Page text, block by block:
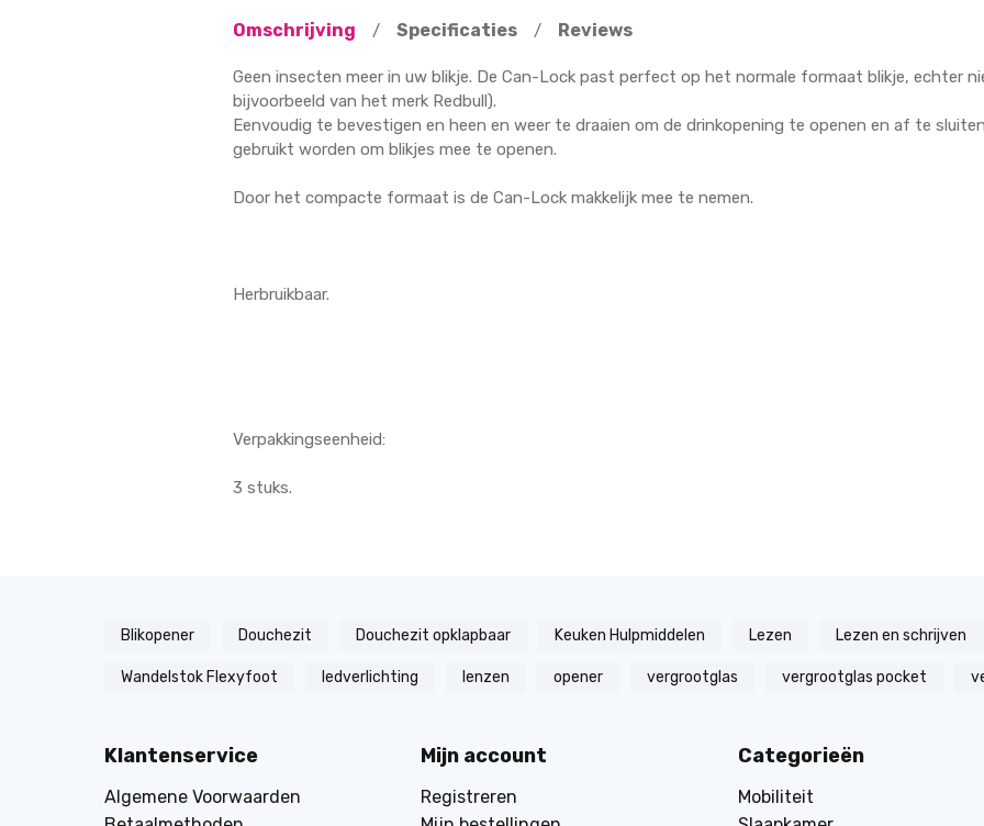
Omschrijving / Specificaties / Reviews
Geen insecten meer in uw blikje. De Can-Lock past perfect op het normale formaat blikje, echter
bijvoorbeeld van het merk Redbull).
Eenvoudig te bevestigen en heen en weer te draaien om de drinkopening te openen en af te
gebruikt worden om blikjes mee te openen.
Door het compacte formaat is de Can-Lock makkelijk mee te nemen.
Herbruikbaar.
Verpakkingseenheid:
3 stuks.
Blikopener Douchezit Douchezit opklapbaar Keuken Hulpmiddelen Lezen Lezen en schrijven
Wandelstok Flexyfoot ledverlichting lenzen opener vergrootglas vergrootglas pocket
Klantenservice
Algemene Voorwaarden
Mijn account
Registreren
Categorieën
Mobiliteit